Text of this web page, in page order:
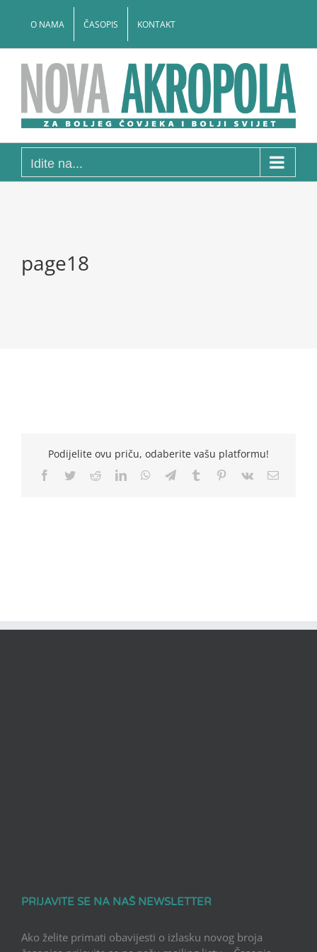
O NAMA ČASOPIS KONTAKT
Idite na...
page18
Podijelite ovu priču, odaberite vašu platformu!
Facebook
TwitterRedditLinkedInWhatsApp
TelegramTumblr Pinterest
Vk Email
PRIJAVITE SE NA NAŠ NEWSLETTER
Ako želite primati obavijesti o izlasku novog broja